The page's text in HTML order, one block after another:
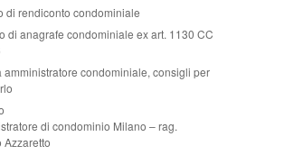
di rendiconto condominiale
di anagrafe condominiale ex art. 1130 CC
amministratore condominiale, consigli per
di condominio Milano – rag.
Azzaretto